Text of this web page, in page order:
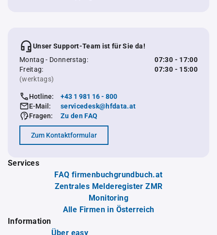
Unser Support-Team ist für Sie da!
Montag - Donnerstag:
07:30 - 17:00
Freitag:
07:30 - 15:00
(werktags)
Hotline:
+43 1 981 16 - 800
E-Mail:
servicedesk@hfdata.at
Fragen:
Zu den FAQ
Zum Kontaktformular
Services
FAQ firmenbuchgrundbuch.at
Zentrales Melderegister ZMR
Monitoring
Alle Firmen in Österreich
Information
Über easy